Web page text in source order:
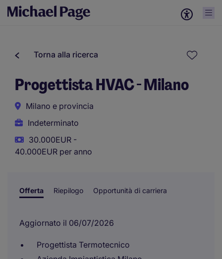
Torna alla ricerca
Progettista HVAC - Milano
Milano e provincia
Indeterminato
30.000EUR -
40.000EUR per anno
Offerta Riepilogo Opportunità di carriera
Aggiornato il 06/07/2026
Progettista Termotecnico